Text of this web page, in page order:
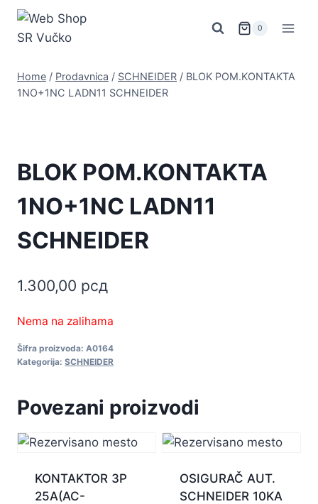
Skip
content
0
Home / Prodavnica / SCHNEIDER / BLOK POM.KONTAKTA
1NO+1NC LADN11 SCHNEIDER
BLOK POM.KONTAKTA
1NO+1NC LADN11
SCHNEIDER
1.300,00 рсд
Nema na zalihama
Šifra proizvoda: A0164
Kategorija: SCHNEIDER
Povezani proizvodi
KONTAKTOR 3P
25A(AC-
OSIGURAČ AUT.
SCHNEIDER 10KA